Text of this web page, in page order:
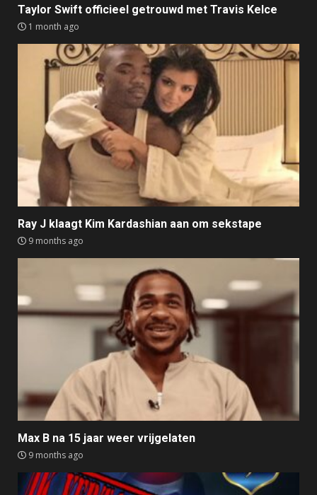
Taylor Swift officieel getrouwd met Travis Kelce
1 month ago
Ray J klaagt Kim Kardashian aan om sekstape
9 months ago
Max B na 15 jaar weer vrijgelaten
9 months ago